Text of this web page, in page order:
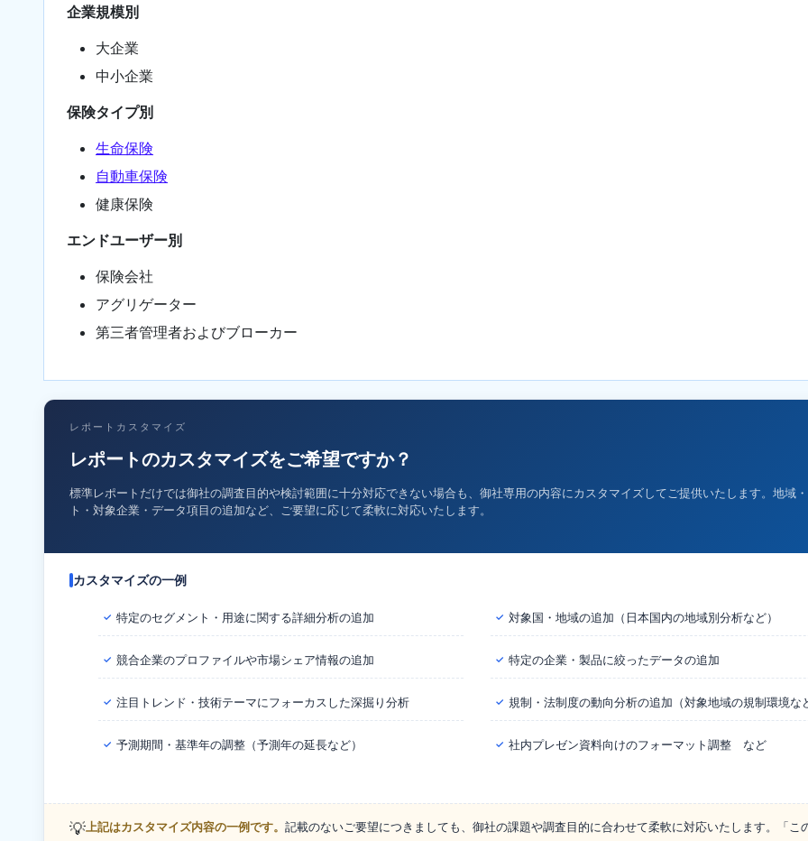
企業規模別
大企業
中小企業
保険タイプ別
生命保険
自動車保険
健康保険
エンドユーザー別
保険会社
アグリゲーター
第三者管理者およびブローカー
レポートカスタマイズ
レポートのカスタマイズをご希望ですか？
標準レポートだけでは御社の調査目的や検討範囲に十分対応できない場合も、御社専用の内容にカスタマイズしてご提供いたします。地域
ト・対象企業・データ項目の追加など、ご要望に応じて柔軟に対応いたします。
カスタマイズの一例
✓ 特定のセグメント・用途に関する詳細分析の追加 ✓ 対象国・地域の追加（日本国内の地域別分析など）
✓ 競合企業のプロファイルや市場シェア情報の追加 ✓ 特定の企業・製品に絞ったデータの追加
✓ 注目トレンド・技術テーマにフォーカスした深掘り分析 ✓ 規制・法制度の動向分析の追加（対象地域の規制環境な
✓ 予測期間・基準年の調整（予測年の延長など） ✓ 社内プレゼン資料向けのフォーマット調整 など
💡 上記はカスタマイズ内容の一例です。 記載のないご要望につきましても、御社の課題や調査目的に合わせて柔軟に対応いたします。「こ